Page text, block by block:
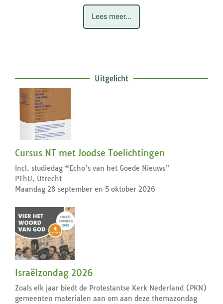
Lees meer...
Uitgelicht
Cursus NT met Joodse Toelichtingen
Incl. studiedag “Echo’s van het Goede Nieuws”
PThU, Utrecht
Maandag 28 september en 5 oktober 2026
Israëlzondag 2026
Zoals elk jaar biedt de Protestantse Kerk Nederland (PKN)
gemeenten materialen aan om aan deze themazondag